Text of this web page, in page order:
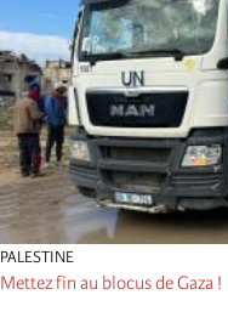
PALESTINE
Mettez fin au blocus de Gaza !